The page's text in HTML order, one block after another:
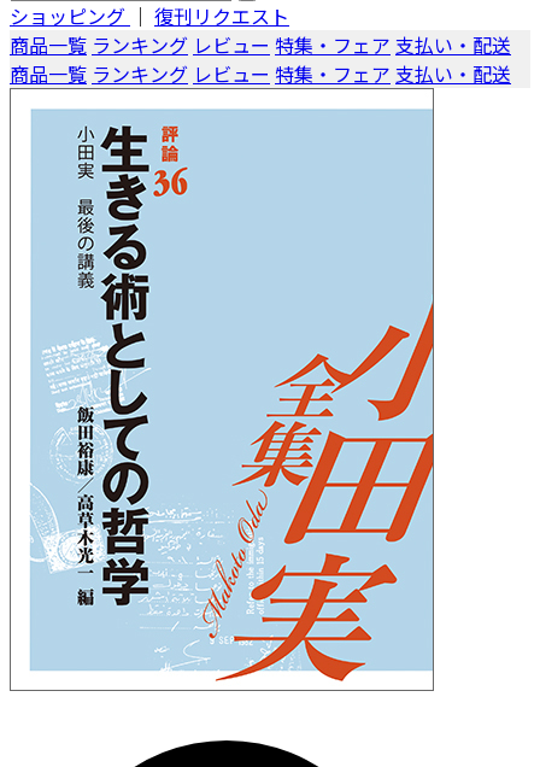
ショッピング ｜ 復刊リクエスト
商品一覧 ランキング レビュー 特集・フェア 支払い・配送
商品一覧 ランキング レビュー 特集・フェア 支払い・配送